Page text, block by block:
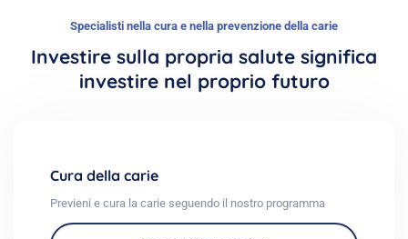
Specialisti nella cura e nella prevenzione della carie
Investire sulla propria salute significa
investire nel proprio futuro
Cura della carie
Previeni e cura la carie seguendo il nostro programma